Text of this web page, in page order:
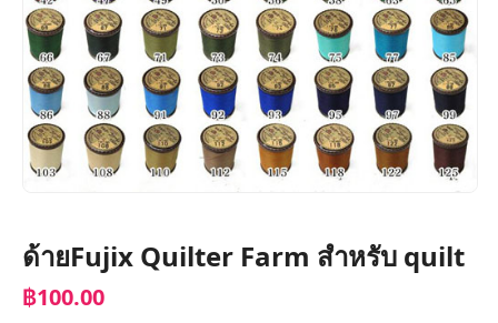
ด้ายFujix Quilter Farm สำหรับ quilt
฿100.00